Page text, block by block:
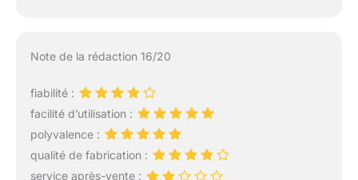
Note de la rédaction 16/20
fiabilité :
facilité d’utilisation :
polyvalence :
qualité de fabrication :
service après-vente :